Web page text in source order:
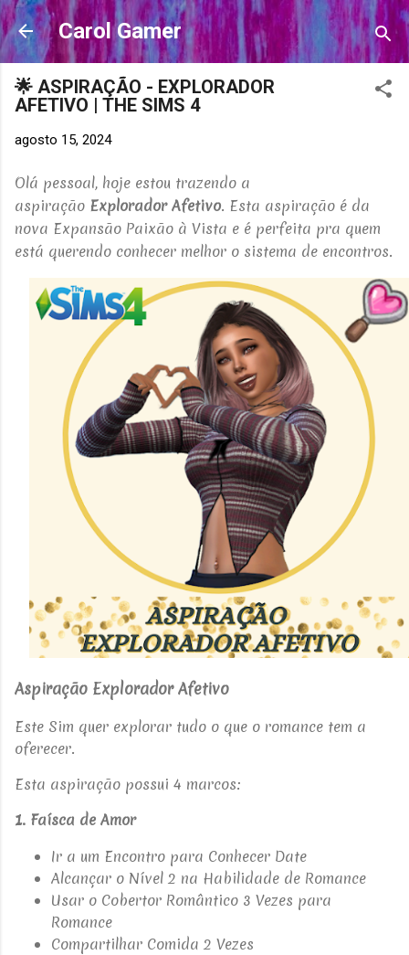
Pular para o conteúdo principal
Carol Gamer
🌟 ASPIRAÇÃO - EXPLORADOR
AFETIVO | THE SIMS 4
agosto 15, 2024
Olá pessoal, hoje estou trazendo a
aspiração Explorador Afetivo. Esta aspiração é da
nova Expansão Paixão à Vista e é perfeita pra quem
está querendo conhecer melhor o sistema de encontros.
Aspiração Explorador Afetivo
Este Sim quer explorar tudo o que o romance tem a
oferecer.
Esta aspiração possui 4 marcos:
1. Faísca de Amor
Ir a um Encontro para Conhecer Date
Alcançar o Nível 2 na Habilidade de Romance
Usar o Cobertor Romântico 3 Vezes para
Romance
Compartilhar Comida 2 Vezes